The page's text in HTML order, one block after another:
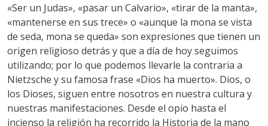
«Ser un Judas», «pasar un Calvario», «tirar de la manta»,
«mantenerse en sus trece» o «aunque la mona se vista
de seda, mona se queda» son expresiones que tienen un
origen religioso detrás y que a día de hoy seguimos
utilizando; por lo que podemos llevarle la contraria a
Nietzsche y su famosa frase «Dios ha muerto». Dios, o
los Dioses, siguen entre nosotros en nuestra cultura y
nuestras manifestaciones. Desde el opio hasta el
incienso la religión ha recorrido la Historia de la mano